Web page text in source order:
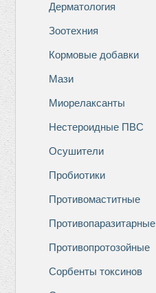
Дерматология
Зоотехния
Кормовые добавки
Мази
Миорелаксанты
Нестероидные ПВС
Осушители
Пробиотики
Противомаститные
Противопаразитарные
Противопротозойные
Сорбенты токсинов